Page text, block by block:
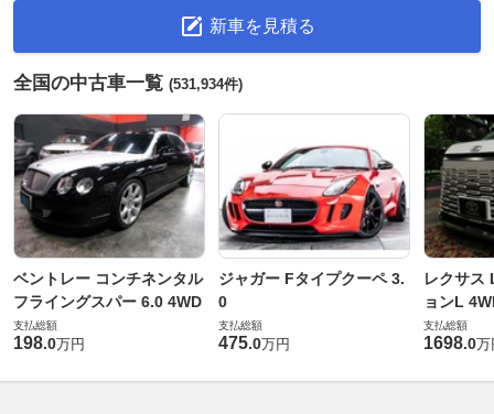
新車を見積る
全国の中古車一覧 (531,934件)
ベントレー コンチネンタル
フライングスパー 6.0 4WD
支払総額
198.0万円
ジャガー Fタイプクーペ 3.
0
支払総額
475.0万円
レクサス
ョンL
支払総額
1698.0万